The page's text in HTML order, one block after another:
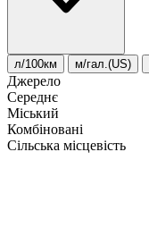
л/100км м/гал.(US)
Джерело
Середнє
Міський
Комбіновані
Сільська місцевість